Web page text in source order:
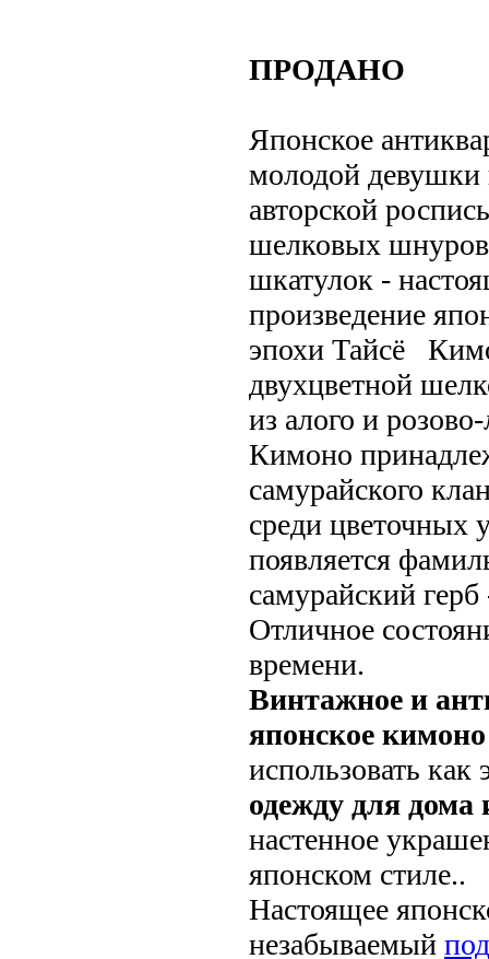
ПРОДАНО
Японское
молодой
авторской
шелковых
шкатулок -
произведение
эпохи Тайсё
двухцветной
из алого и
Кимоно
самурайского
среди цветочных
появляется
самурайский
Отличное
времени.
Винтажное и
японское кимоно
использовать
одежду для дома
настенное
японском стиле..
Настоящее
незабываемый